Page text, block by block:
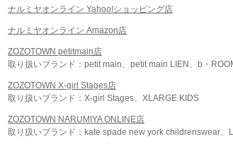
ナルミヤオンライン Yahoo!ショッピング店
ナルミヤオンライン Amazon店
ZOZOTOWN petitmain店
取り扱いブランド：petit main、petit main LIEN、b・
ZOZOTOWN X-girl Stages店
取り扱いブランド：X-girl Stages、XLARGE KIDS
ZOZOTOWN NARUMIYA ONLINE店
取り扱いブランド：kate spade new york childrenswear